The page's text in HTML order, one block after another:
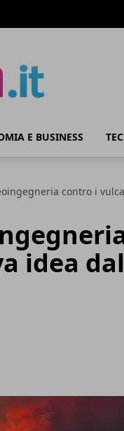
E BUSINESS
contro i
idea